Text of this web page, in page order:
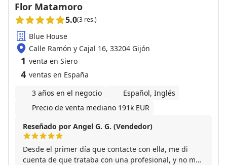
Flor Matamoro
5.0(3 res.)
Blue House
Calle Ramón y Cajal 16, 33204 Gijón
1 venta en Siero
4 ventas en España
3 años en el negocio
Español, Inglés
Precio de venta mediano 191k EUR
Reseñado por Angel G. G. (Vendedor)
Desde el primer día que contacte con ella, me di
cuenta de que trataba con una profesional, y no me